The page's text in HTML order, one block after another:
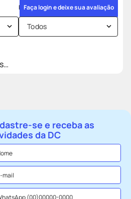
Faça login e deixe sua avaliação
Todos
se e receba as
da DC